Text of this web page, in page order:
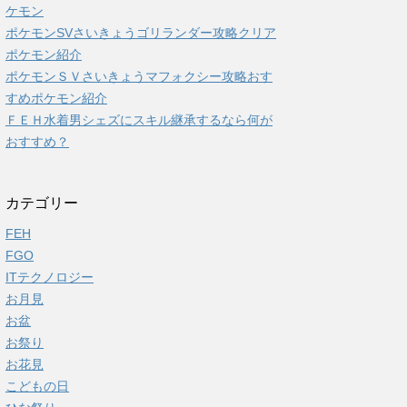
ケモン
ポケモンSVさいきょうゴリランダー攻略クリア
ポケモン紹介
ポケモンＳＶさいきょうマフォクシー攻略おす
すめポケモン紹介
ＦＥＨ水着男シェズにスキル継承するなら何が
おすすめ？
カテゴリー
FEH
FGO
ITテクノロジー
お月見
お盆
お祭り
お花見
こどもの日